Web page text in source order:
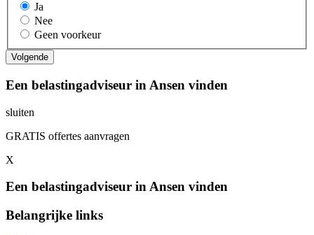
Ja
Nee
Geen voorkeur
Een belastingadviseur in Ansen vinden
sluiten
GRATIS offertes aanvragen
X
Een belastingadviseur in Ansen vinden
Belangrijke links